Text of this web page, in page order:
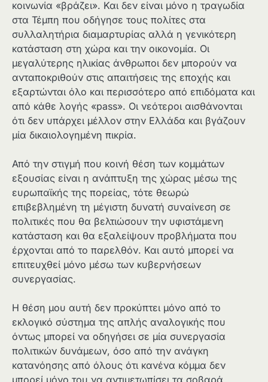
κοινωνία «βράζει». Και δεν είναι μόνο η τραγωδία
στα Τέμπη που οδήγησε τους πολίτες στα
συλλαλητήρια διαμαρτυρίας αλλά η γενικότερη
κατάσταση στη χώρα και την οικονομία. Οι
μεγαλύτερης ηλικίας άνθρωποι δεν μπορούν να
ανταποκριθούν στις απαιτήσεις της εποχής και
εξαρτώνται όλο και περισσότερο από επιδόματα και
από κάθε λογής «pass». Οι νεότεροι αισθάνονται
ότι δεν υπάρχει μέλλον στην Ελλάδα και βγάζουν
μία δικαιολογημένη πικρία.
Από την στιγμή που κοινή θέση των κομμάτων
εξουσίας είναι η ανάπτυξη της χώρας μέσω της
ευρωπαϊκής της πορείας, τότε θεωρώ
επιβεβλημένη τη μέγιστη δυνατή συναίνεση σε
πολιτικές που θα βελτιώσουν την υφιστάμενη
κατάσταση και θα εξαλείψουν προβλήματα που
έρχονται από το παρελθόν. Και αυτό μπορεί να
επιτευχθεί μόνο μέσω των κυβερνήσεων
συνεργασίας.
Η θέση μου αυτή δεν προκύπτει μόνο από το
εκλογικό σύστημα της απλής αναλογικής που
όντως μπορεί να οδηγήσει σε μία συνεργασία
πολιτικών δυνάμεων, όσο από την ανάγκη
κατανόησης από όλους ότι κανένα κόμμα δεν